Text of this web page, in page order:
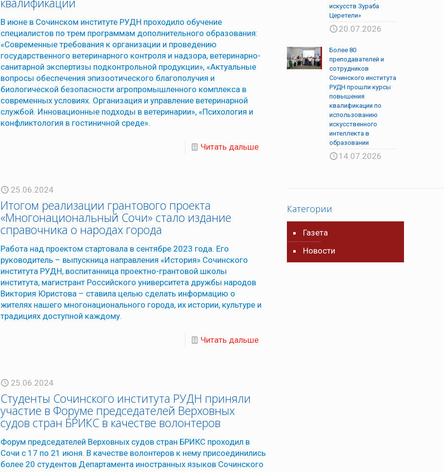
В июне в Сочинском институте РУДН проходило обучение
специалистов по трем программам дополнительного образования:
«Современные требования к организации и проведению
государственного ветеринарного контроля и надзора, ветеринарно-
санитарной экспертизы подконтрольной продукции», «Актуальные
вопросы обеспечения эпизоотического благополучия и
биологической безопасности агропромышленного комплекса в
современных условиях. Организация и управление ветеринарной
службой. Инновационные подходы в ветеринарии», «Психология и
конфликтология в гостиничной среде».
Читать дальше
25.06.2024
Итогом реализации грантового проекта
«Многонациональный Сочи» стало издание
справочника о народах города
Работа над проектом стартовала в сентябре 2023 года. Его
руководитель – выпускница направления «История» Сочинского
института РУДН, воспитанница проектно-грантовой школы
института, магистрант Российского университета дружбы народов
Виктория Юристова – ставила целью сделать информацию о
жителях нашего многонационального города, их истории, культуре и
традициях доступной каждому.
Читать дальше
25.06.2024
Студенты Сочинского института РУДН приняли
участие в Форуме председателей Верховных
судов стран БРИКС в качестве волонтеров
Форум председателей Верховных судов стран БРИКС проходил в
Сочи с 17 по 21 июня. В качестве волонтеров к нему присоединились
более 20 студентов Департамента иностранных языков Сочинского
искусств Зураба
Церетели»
20.07.2026
Более 80
преподавателей и
сотрудников
Сочинского института
РУДН прошли курсы
повышения
квалификации по
использованию
искусственного
интеллекта в
образовании
14.07.2026
Категории
Газета
Новости